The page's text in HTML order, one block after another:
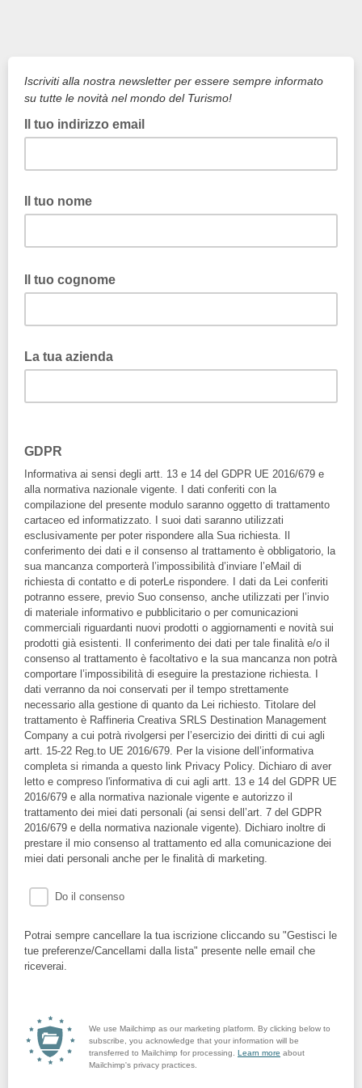
Iscriviti alla nostra newsletter per essere sempre informato
su tutte le novità nel mondo del Turismo!
Il tuo indirizzo email
Il tuo nome
Il tuo cognome
La tua azienda
GDPR
Informativa ai sensi degli artt. 13 e 14 del GDPR UE 2016/679 e
alla normativa nazionale vigente. I dati conferiti con la
compilazione del presente modulo saranno oggetto di trattamento
cartaceo ed informatizzato. I suoi dati saranno utilizzati
esclusivamente per poter rispondere alla Sua richiesta. Il
conferimento dei dati e il consenso al trattamento è obbligatorio, la
sua mancanza comporterà l’impossibilità d’inviare l’eMail di
richiesta di contatto e di poterLe rispondere. I dati da Lei conferiti
potranno essere, previo Suo consenso, anche utilizzati per l’invio
di materiale informativo e pubblicitario o per comunicazioni
commerciali riguardanti nuovi prodotti o aggiornamenti e novità sui
prodotti già esistenti. Il conferimento dei dati per tale finalità e/o il
consenso al trattamento è facoltativo e la sua mancanza non potrà
comportare l’impossibilità di eseguire la prestazione richiesta. I
dati verranno da noi conservati per il tempo strettamente
necessario alla gestione di quanto da Lei richiesto. Titolare del
trattamento è Raffineria Creativa SRLS Destination Management
Company a cui potrà rivolgersi per l’esercizio dei diritti di cui agli
artt. 15-22 Reg.to UE 2016/679. Per la visione dell’informativa
completa si rimanda a questo link Privacy Policy. Dichiaro di aver
letto e compreso l'informativa di cui agli artt. 13 e 14 del GDPR UE
2016/679 e alla normativa nazionale vigente e autorizzo il
trattamento dei miei dati personali (ai sensi dell’art. 7 del GDPR
2016/679 e della normativa nazionale vigente). Dichiaro inoltre di
prestare il mio consenso al trattamento ed alla comunicazione dei
miei dati personali anche per le finalità di marketing.
Do il consenso
Potrai sempre cancellare la tua iscrizione cliccando su "Gestisci le
tue preferenze/Cancellami dalla lista" presente nelle email che
riceverai.
We use Mailchimp as our marketing platform. By clicking below to
subscribe, you acknowledge that your information will be
transferred to Mailchimp for processing. Learn more about
Mailchimp's privacy practices.